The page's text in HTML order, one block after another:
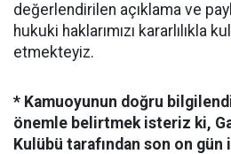
değerlendirilen açıklama ve
hukuki haklarımızı kararlılıkla
etmekteyiz.
* Kamuoyunun doğru
önemle belirtmek isteriz ki,
Kulübü tarafından son on gün